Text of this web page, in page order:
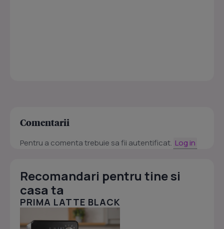
Comentarii
Pentru a comenta trebuie sa fii autentificat. Log in
Recomandari pentru tine si
casa ta
PRIMA LATTE BLACK